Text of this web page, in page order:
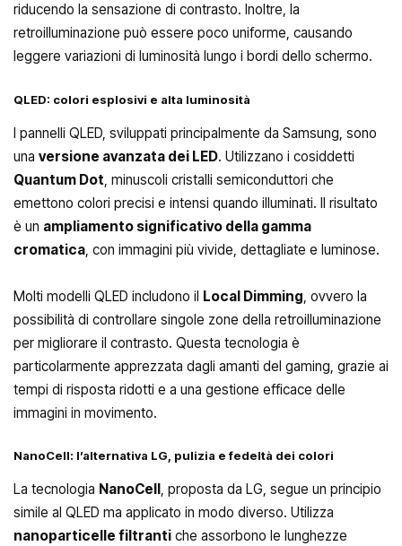
riducendo la sensazione di contrasto. Inoltre, la
retroilluminazione può essere poco uniforme, causando
leggere variazioni di luminosità lungo i bordi dello schermo.
QLED: colori esplosivi e alta luminosità
I pannelli QLED, sviluppati principalmente da Samsung, sono
una versione avanzata dei LED. Utilizzano i cosiddetti
Quantum Dot, minuscoli cristalli semiconduttori che
emettono colori precisi e intensi quando illuminati. Il risultato
è un ampliamento significativo della gamma
cromatica, con immagini più vivide, dettagliate e luminose.
Molti modelli QLED includono il Local Dimming , ovvero la
possibilità di controllare singole zone della retroilluminazione
per migliorare il contrasto. Questa tecnologia è
particolarmente apprezzata dagli amanti del gaming, grazie ai
tempi di risposta ridotti e a una gestione efficace delle
immagini in movimento.
NanoCell: l’alternativa LG, pulizia e fedeltà dei colori
La tecnologia NanoCell , proposta da LG, segue un principio
simile al QLED ma applicato in modo diverso. Utilizza
nanoparticelle filtranti che assorbono le lunghezze